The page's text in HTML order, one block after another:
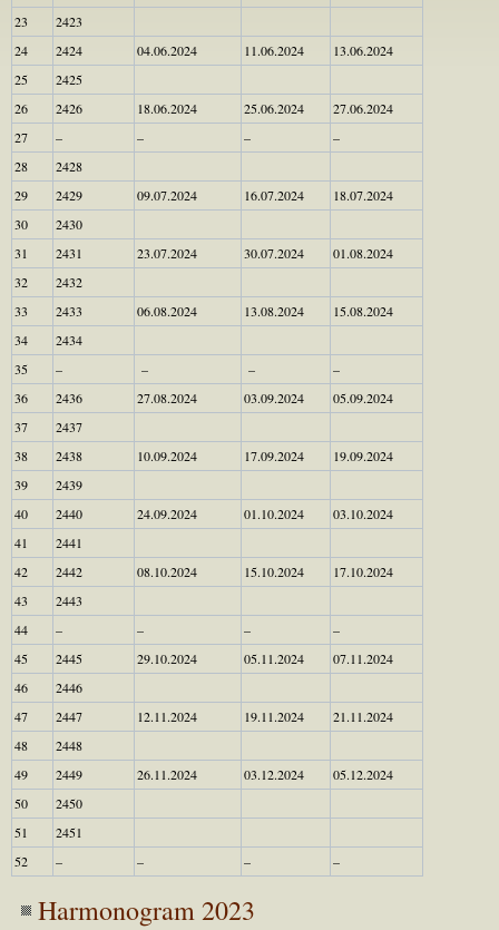
23
2423
24
2424 04.06.2024 11.06.2024
13.06.2024
25
2425
26
2426 18.06.2024 25.06.2024
27.06.2024
27
– – –
–
28
2428
29
2429 09.07.2024 16.07.2024
18.07.2024
30
2430
31
2431 23.07.2024 30.07.2024
01.08.2024
32
2432
33
2433 06.08.2024 13.08.2024
15.08.2024
34
2434
35
– – –
–
36
2436 27.08.2024 03.09.2024
05.09.2024
37
2437
38
2438 10.09.2024 17.09.2024
19.09.2024
39
2439
40
2440 24.09.2024 01.10.2024
03.10.2024
41
2441
42
2442 08.10.2024 15.10.2024
17.10.2024
43
2443
44
– – –
–
45
2445 29.10.2024 05.11.2024
07.11.2024
46
2446
47
2447 12.11.2024 19.11.2024
21.11.2024
48
2448
49
2449 26.11.2024 03.12.2024
05.12.2024
50
2450
51
2451
52
– – – –
Harmonogram 2023